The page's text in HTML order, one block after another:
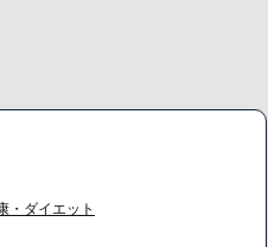
声NEW!
の新能力『ムテキング』、設定
ｗｗｗｗｗｗ
・ダイエット